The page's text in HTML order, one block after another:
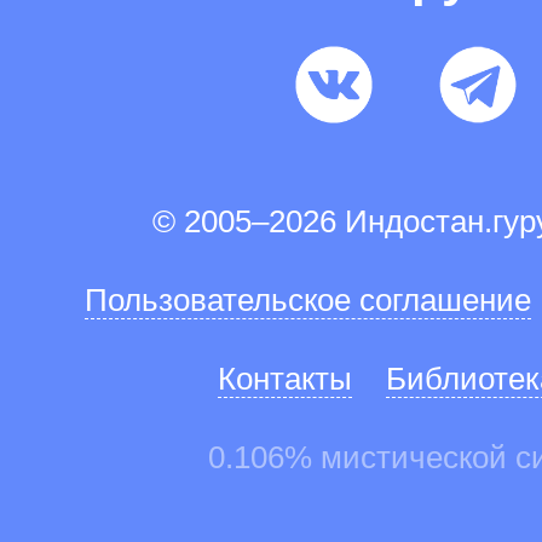
© 2005–2026
Пользовательское соглашение
Контакты
0.106% мистической